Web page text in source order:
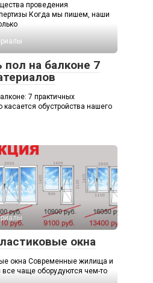
проведения
Когда мы пишем, наши
пол на балконе 7
7 практичных
обустройства нашего
окна
окна Современные жилища и
чаще оборудуются чем-то